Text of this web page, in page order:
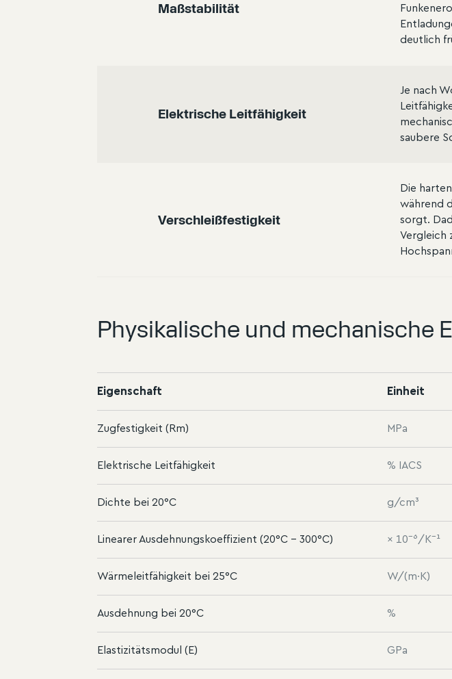
Maßstabilität
deutlich
Elektrische Leitfähigkeit
Je nach
saubere
Verschleißfestigkeit
Die
während
sorgt.
Vergleich
Physikalische und mechanische
Eigenschaft Einheit
Zugfestigkeit (Rm) MPa
Elektrische Leitfähigkeit % IACS
Dichte bei 20°C g/cm³
Linearer Ausdehnungskoeffizient (20°C - 300°C) × 10⁻⁶/K⁻¹
Wärmeleitfähigkeit bei 25°C W/(m·K)
Ausdehnung bei 20°C %
Elastizitätsmodul (E) GPa